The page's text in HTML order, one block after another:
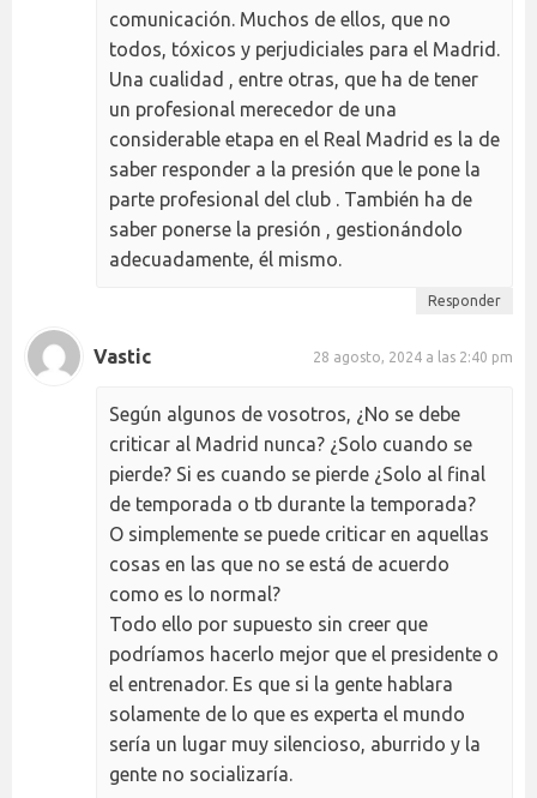
comunicación. Muchos de ellos, que no
todos, tóxicos y perjudiciales para el Madrid.
Una cualidad , entre otras, que ha de tener
un profesional merecedor de una
considerable etapa en el Real Madrid es la de
saber responder a la presión que le pone la
parte profesional del club . También ha de
saber ponerse la presión , gestionándolo
adecuadamente, él mismo.
Responder
Vastic 28 agosto, 2024 a las 2:40 pm
Según algunos de vosotros, ¿No se debe
criticar al Madrid nunca? ¿Solo cuando se
pierde? Si es cuando se pierde ¿Solo al final
de temporada o tb durante la temporada?
O simplemente se puede criticar en aquellas
cosas en las que no se está de acuerdo
como es lo normal?
Todo ello por supuesto sin creer que
podríamos hacerlo mejor que el presidente o
el entrenador. Es que si la gente hablara
solamente de lo que es experta el mundo
sería un lugar muy silencioso, aburrido y la
gente no socializaría.